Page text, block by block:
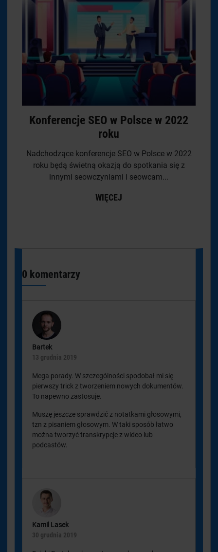
Konferencje SEO w Polsce w 2022
roku
Nadchodzące konferencje SEO w Polsce w 2022
roku będą świetną okazją do spotkania się z
innymi seowczyniami i seowcam...
WIĘCEJ
0 komentarzy
Bartek
13 grudnia 2019
Mega porady. W szczególności spodobał mi się
pierwszy trick z tworzeniem nowych dokumentów.
To napewno zastosuje.
Muszę jeszcze sprawdzić z notatkami głosowymi,
tzn z pisaniem głosowym. W taki sposób łatwo
można tworzyć transkrypcje z wideo lub
podcastów.
Kamil Lasek
30 grudnia 2019